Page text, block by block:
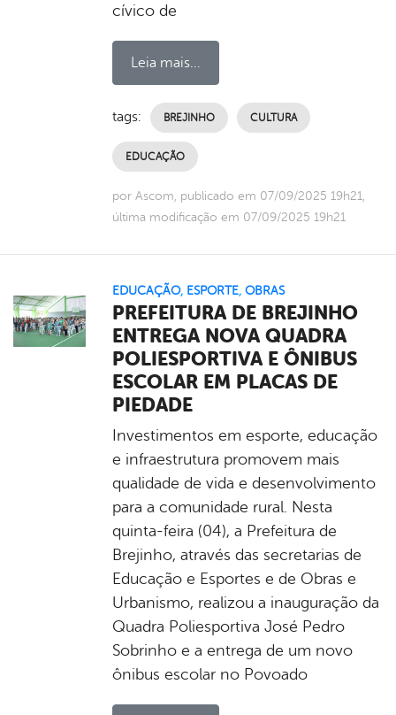
cívico de
Leia mais...
tags: BREJINHO CULTURA
EDUCAÇÃO
por Ascom, publicado em 07/09/2025 19h21,
última modificação em 07/09/2025 19h21
EDUCAÇÃO, ESPORTE, OBRAS
PREFEITURA DE BREJINHO
ENTREGA NOVA QUADRA
POLIESPORTIVA E ÔNIBUS
ESCOLAR EM PLACAS DE
PIEDADE
Investimentos em esporte, educação
e infraestrutura promovem mais
qualidade de vida e desenvolvimento
para a comunidade rural. Nesta
quinta-feira (04), a Prefeitura de
Brejinho, através das secretarias de
Educação e Esportes e de Obras e
Urbanismo, realizou a inauguração da
Quadra Poliesportiva José Pedro
Sobrinho e a entrega de um novo
ônibus escolar no Povoado